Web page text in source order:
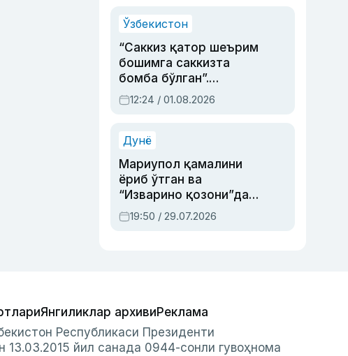
Ўзбекистон
“Саккиз қатор шеърим
бошимга саккизта
бомба бўлган”.
Абдулла Ориповни
сиёсий айбловлардан
12:24 / 01.08.2026
Дунё
Мариупол қамалини
ёриб ўтган ва
“Изварино қозони”дан
чиққан қаҳрамон —
Украина армияси бош
19:50 / 29.07.2026
Янгиликлар архивиРеклама
Республикаси Президенти
йил санада 0944-сонли гувоҳнома